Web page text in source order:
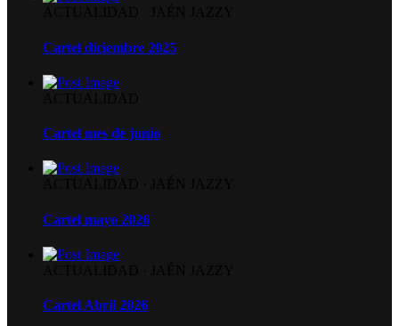
Cartel diciembre 2025
Cartel mes de junio
Cartel mayo 2026
Cartel Abril 2026